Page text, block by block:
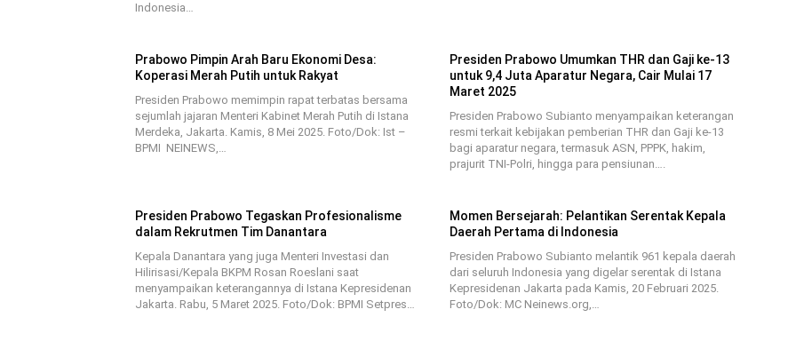
Indonesia…
Prabowo Pimpin Arah Baru Ekonomi Desa:
Koperasi Merah Putih untuk Rakyat
Presiden Prabowo memimpin rapat terbatas bersama
sejumlah jajaran Menteri Kabinet Merah Putih di Istana
Merdeka, Jakarta. Kamis, 8 Mei 2025. Foto/Dok: Ist –
BPMI NEINEWS,…
Presiden Prabowo Umumkan THR dan Gaji ke-13
untuk 9,4 Juta Aparatur Negara, Cair Mulai 17
Maret 2025
Presiden Prabowo Subianto menyampaikan keterangan
resmi terkait kebijakan pemberian THR dan Gaji ke-13
bagi aparatur negara, termasuk ASN, PPPK, hakim,
prajurit TNI-Polri, hingga para pensiunan….
Presiden Prabowo Tegaskan Profesionalisme
dalam Rekrutmen Tim Danantara
Kepala Danantara yang juga Menteri Investasi dan
Hilirisasi/Kepala BKPM Rosan Roeslani saat
menyampaikan keterangannya di Istana Kepresidenan
Jakarta. Rabu, 5 Maret 2025. Foto/Dok: BPMI Setpres…
Momen Bersejarah: Pelantikan Serentak Kepala
Daerah Pertama di Indonesia
Presiden Prabowo Subianto melantik 961 kepala daerah
dari seluruh Indonesia yang digelar serentak di Istana
Kepresidenan Jakarta pada Kamis, 20 Februari 2025.
Foto/Dok: MC Neinews.org,…